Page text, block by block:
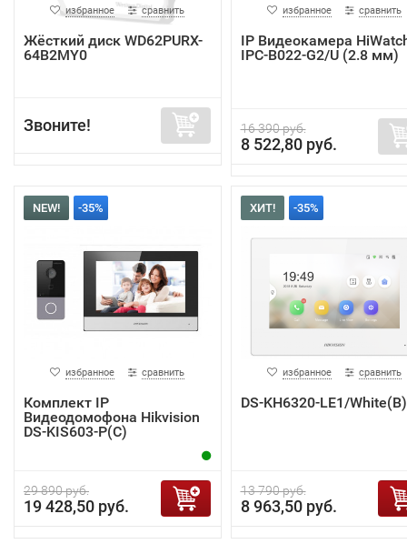
избранное сравнить
Жёсткий диск WD62PURX-
64B2MY0
Звоните!
избранное сравнить
IP Видеокамера
IPC-B022-G2/U (2.8 мм)
16 390 руб.
8 522,80 руб.
NEW! -35%
избранное сравнить
Комплект IP
Видеодомофона Hikvision
DS-KIS603-P(C)
29 890 руб.
19 428,50 руб.
ХИТ! -35%
избранное сравнить
DS-KH6320-LE1/White(B)
13 790 руб.
8 963,50 руб.